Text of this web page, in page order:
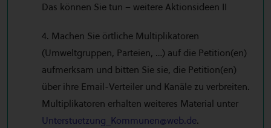
Das können Sie tun – weitere Aktionsideen II
4. Machen Sie örtliche Multiplikatoren
(Umweltgruppen, Parteien, …) auf die Petition(en)
aufmerksam und bitten Sie sie, die Petition(en)
über ihre Email-Verteiler und Kanäle zu verbreiten.
Multiplikatoren erhalten weiteres Material unter
Unterstuetzung_Kommunen@web.de.